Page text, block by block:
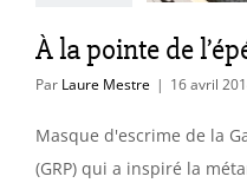
À la pointe de
Par Laure Mestre | 16 avril
Masque d'escrime de la
(GRP) qui a inspiré la